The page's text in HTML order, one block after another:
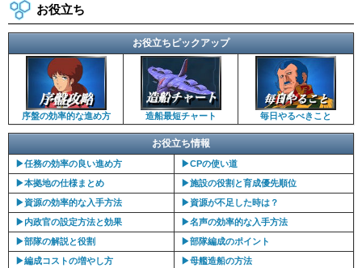
お役立ち
お役立ちピックアップ
序盤の効率的な進め方 造船最短チャート 毎日やるべきこと
お役立ち情報
▶︎任務の効率の良い進め方
▶︎CPの使い道
▶︎本拠地の仕様まとめ
▶︎施設の役割と育成優先順位
▶︎資源の効率的な入手方法
▶︎資源が不足した時は？
▶︎内政官の設定方法と効果
▶︎名声の効率的な入手方法
▶︎部隊の解説と役割
▶︎部隊編成のポイント
▶︎編成コストの増やし方
▶︎母艦造船の方法